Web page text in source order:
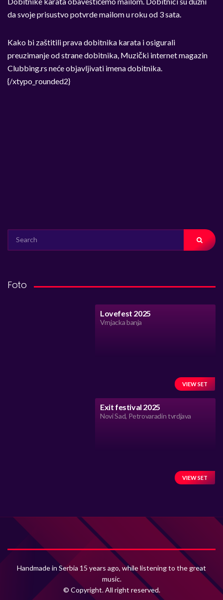
da svoje prisustvo potvrde mailom u roku od 3 sata.
Kako bi zaštitili prava dobitnika karata i osigurali
preuzimanje od strane dobitnika, Muzički internet magazin
Clubbing.rs neće objavljivati imena dobitnika.
{/xtypo_rounded2}
FOR:
Foto
Lovefest 2025
Vrnjacka banja
VIEW SET
Exit festival 2025
Novi Sad, Petrovaradin tvrdjava
VIEW SET
Handmade in Serbia 15 years ago, while listening to the great
music.
© Copyright. All right reserved.